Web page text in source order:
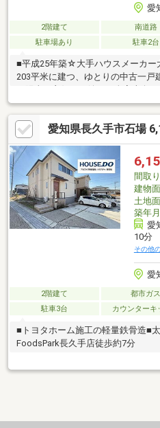
愛
2階建て 南道路
駐車場あり
駐車2台
■平成25年築☆大手ハウスメーカー
203平米に建つ、ゆとりの中古一戸
床暖房付で寒い季節でも快適にお
に和室有！来客用としても◎・各
りお使いいただけます！■大型分譲
庭も多く、見守り合いながら子育
クで休日ゆったりお過ごしいただ
コミュニティ「三ケ峯公園」停徒
は、是非お気軽にお問い合わせくだ
愛知県長久手市石場
間取り
建物
土地
築年月
愛
10分
その他
愛
2階建て 都市ガス
駐車3台
カウンターキ
■トヨタホーム施工の軽量鉄骨造■
FoodsPark長久手店徒歩約7分